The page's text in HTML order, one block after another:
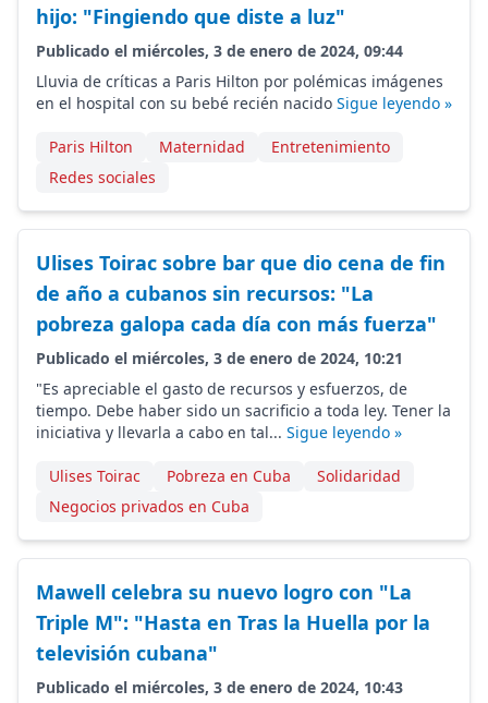
hijo: "Fingiendo que diste a luz"
Publicado el miércoles, 3 de enero de 2024, 09:44
Lluvia de críticas a Paris Hilton por polémicas imágenes
en el hospital con su bebé recién nacido Sigue leyendo »
Paris Hilton Maternidad
Entretenimiento
Redes sociales
Ulises Toirac sobre bar que dio cena de fin
de año a cubanos sin recursos: "La
pobreza galopa cada día con más fuerza"
Publicado el miércoles, 3 de enero de 2024, 10:21
"Es apreciable el gasto de recursos y esfuerzos, de
tiempo. Debe haber sido un sacrificio a toda ley. Tener la
iniciativa y llevarla a cabo en tal... Sigue leyendo »
Ulises Toirac Pobreza en Cuba
Solidaridad
Negocios privados en Cuba
Mawell celebra su nuevo logro con "La
Triple M": "Hasta en Tras la Huella por la
televisión cubana"
Publicado el miércoles, 3 de enero de 2024, 10:43